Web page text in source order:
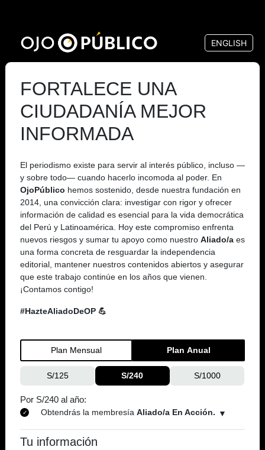
contenido
principal
ENGLISH
FORTALECE UNA
CIUDADANÍA MEJOR
INFORMADA
El periodismo existe para servir al interés público, incluso —
y sobre todo— cuando hacerlo incomoda al poder. En
OjoPúblico hemos sostenido, desde nuestra fundación en
2014, una convicción clara: investigar con rigor y ofrecer
información de calidad es esencial para la vida democrática
del Perú y Latinoamérica. Hoy este compromiso enfrenta
nuevos riesgos y sumar tu apoyo como nuestro Aliado/a es
una forma concreta de resguardar la independencia
editorial, mantener nuestros contenidos abiertos y asegurar
que este trabajo continúe en los años que vienen.
¡Contamos contigo!
#HazteAliadoDeOP 💪
Plan Mensual Plan Anual
S/125 S/240 S/1000
Por S/240 al año:
Obtendrás la membresía Aliado/a En Acción.
Tu información